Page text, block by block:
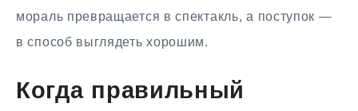
мораль превращается в спектакль, а поступок —
в способ выглядеть хорошим.
Когда правильный